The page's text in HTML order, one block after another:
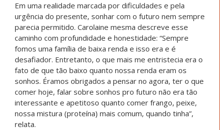
Em uma realidade marcada por dificuldades e pela
urgência do presente, sonhar com o futuro nem sempre
parecia permitido. Carolaine mesma descreve esse
caminho com profundidade e honestidade: “Sempre
fomos uma família de baixa renda e isso era e é
desafiador. Entretanto, o que mais me entristecia era o
fato de que tão baixo quanto nossa renda eram os
sonhos. Éramos obrigados a pensar no agora, ter o que
comer hoje, falar sobre sonhos pro futuro não era tão
interessante e apetitoso quanto comer frango, peixe,
nossa mistura (proteína) mais comum, quando tinha”,
relata.